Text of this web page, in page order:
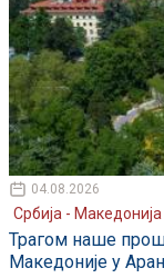
04.08.2026
Србија - Македонија
Трагом наше
Македоније у